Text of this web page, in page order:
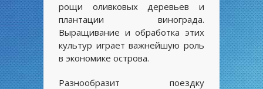
рощи оливковых деревьев и
плантации винограда.
Выращивание и обработка этих
культур играет важнейшую роль
в экономике острова.
Разнообразит поездку